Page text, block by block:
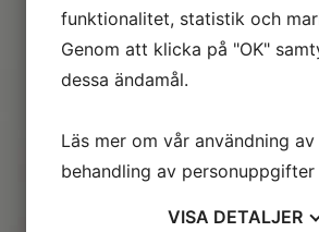
Torkad Mango 100g
funktionalitet, statistik och
Genom att klicka på "OK"
dessa ändamål.
Läs mer om vår användning
behandling av personuppgifter
VISA DETALJER